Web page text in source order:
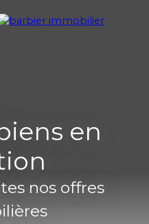
en
nos offres